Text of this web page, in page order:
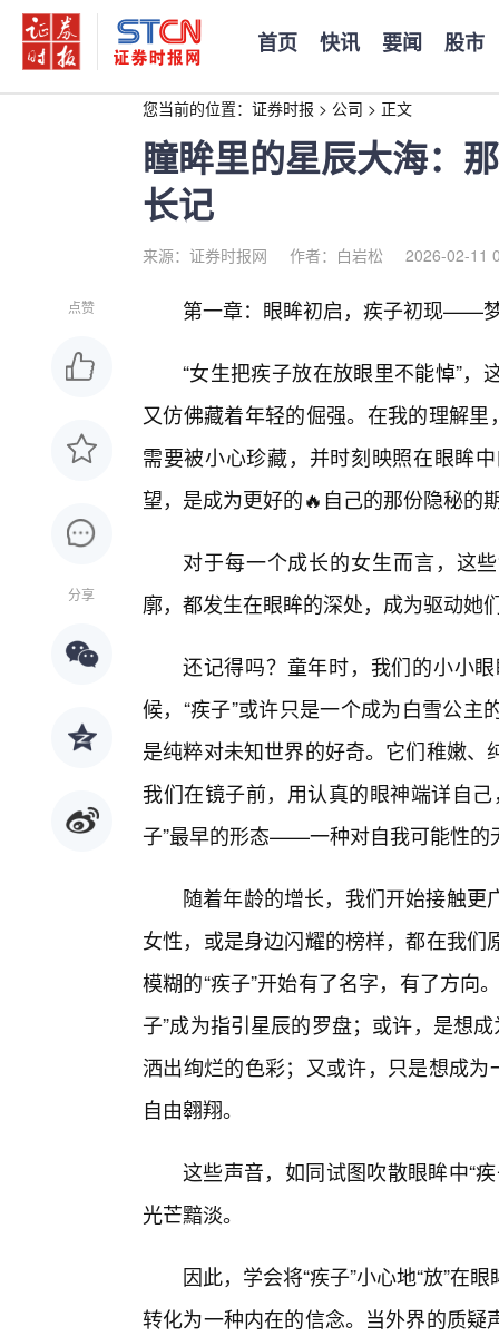
首页 快讯 要闻 股市
您当前的位置： 证券时报 > 公司 > 正文
瞳眸里的星辰大海：
长记
来源：证券时报网 作者：白岩松 2026-02-11
点赞
分享
第一章：眼眸初启，疾子初现——
“女生把疾子放在放眼里不能悼”
又仿佛藏着年轻的倔强。在我的理解
需要被小心珍藏，并时刻映照在眼眸
望，是成为更好的🔥自己的那份隐秘的
对于每一个成长的女生而言，这
廓，都发生在眼眸的深处，成为驱动她
还记得吗？童年时，我们的小小
候，“疾子”或许只是一个成为白雪公
是纯粹对未知世界的好奇。它们稚嫩
我们在镜子前，用认真的眼神端详自
子”最早的形态——一种对自我可能性的
随着年龄的增长，我们开始接触
女性，或是身边闪耀的榜样，都在我
模糊的“疾子”开始有了名字，有了方向
子”成为指引星辰的罗盘；或许，是想
洒出绚烂的色彩；又或许，只是想成
自由翱翔。
这些声音，如同试图吹散眼眸中“
光芒黯淡。
因此，学会将“疾子”小心地“放”在
转化为一种内在的信念。当外界的质